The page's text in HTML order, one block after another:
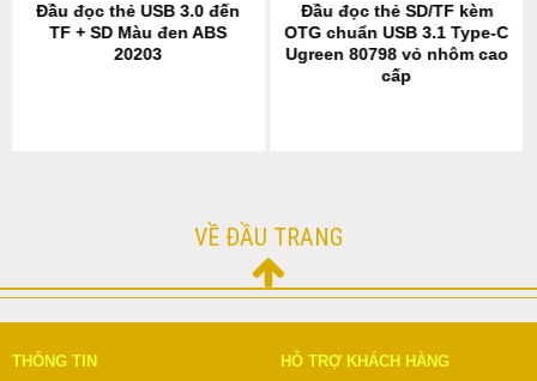
Đầu đọc thẻ USB 3.0 đến
TF + SD Màu đen ABS
20203
Đầu đọc thẻ SD/TF kèm
OTG chuẩn USB 3.1 Type-C
Ugreen 80798 vỏ nhôm cao
cấp
VỀ ĐẦU TRANG
THÔNG TIN
HỖ TRỢ KHÁCH HÀNG